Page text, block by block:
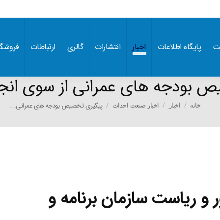
پایگاه اطلاعات اخبار انتشارات گالری ارتباطات
بودجه های عمرانی از سوی
You are here:
خانه اخبار اخبار صنعت احداث پیگیری تخصیص بودجه های عمرانی…
ریاست سازمان برنامه و